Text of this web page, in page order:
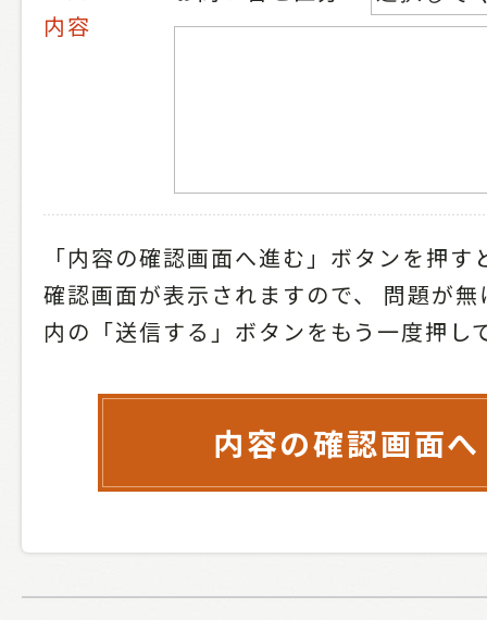
内容
「内容の確認画面へ進む」ボタンを押す
確認画面が表示されますので、
問題が
内の「送信する」ボタンをもう一度押し